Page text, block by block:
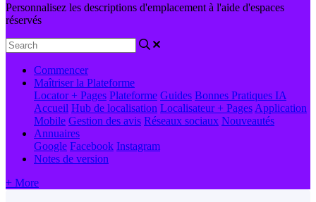
Personnalisez les descriptions d'emplacement à l'aide d'espaces
réservés
Commencer
Maîtriser la Plateforme
Locator + Pages Plateforme Guides Bonnes Pratiques IA
Accueil Hub de localisation Localisateur + Pages Application
Mobile Gestion des avis Réseaux sociaux Nouveautés
Annuaires
Google Facebook Instagram
Notes de version
+ More